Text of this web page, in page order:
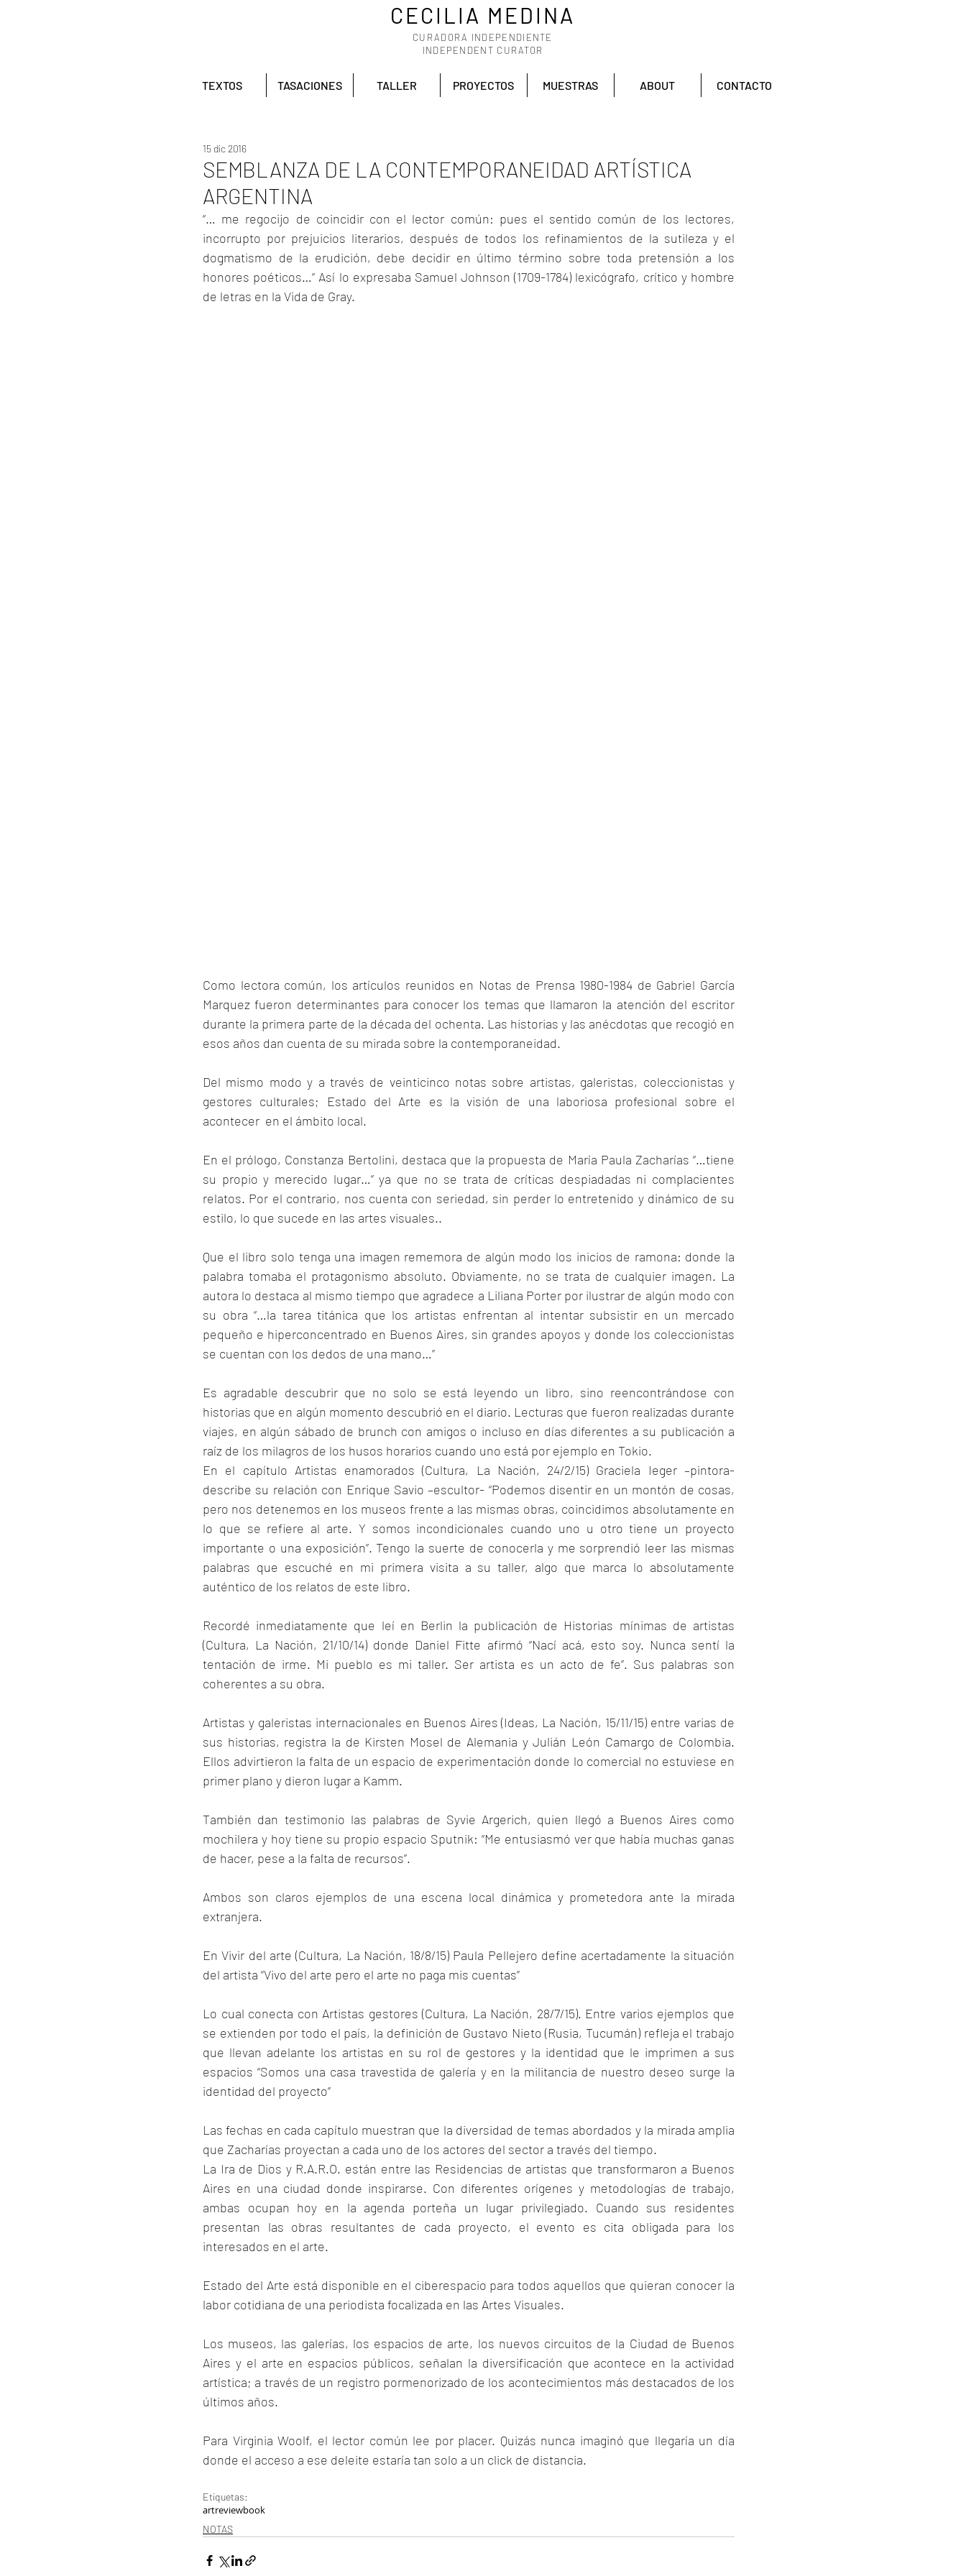
CECILIA MEDINA
CURADORA INDEPENDIENTE
INDEPENDENT CURATOR
TEXTOS TASACIONES TALLER PROYECTOS MUESTRAS ABOUT CONTACTO
SEMBLANZA DE LA CONTEMPORANEIDAD ARTÍSTICA
ARGENTINA
15 dic 2016
“… me regocijo de coincidir con el lector común: pues el sentido común de los lectores,
incorrupto por prejuicios literarios, después de todos los refinamientos de la sutileza y el
dogmatismo de la erudición, debe decidir en último término sobre toda pretensión a los
honores poéticos…” Así lo expresaba Samuel Johnson (1709-1784) lexicógrafo, crítico y hombre
de letras en la Vida de Gray.
Como lectora común, los artículos reunidos en Notas de Prensa 1980-1984 de Gabriel García
Marquez fueron determinantes para conocer los temas que llamaron la atención del escritor
durante la primera parte de la década del ochenta. Las historias y las anécdotas que recogió en
esos años dan cuenta de su mirada sobre la contemporaneidad.
Del mismo modo y a través de veinticinco notas sobre artistas, galeristas, coleccionistas y
gestores culturales; Estado del Arte es la visión de una laboriosa profesional sobre el
acontecer  en el ámbito local.
En el prólogo, Constanza Bertolini, destaca que la propuesta de María Paula Zacharías “…tiene
su propio y merecido lugar…” ya que no se trata de críticas despiadadas ni complacientes
relatos. Por el contrario, nos cuenta con seriedad, sin perder lo entretenido y dinámico de su
estilo, lo que sucede en las artes visuales..
Que el libro solo tenga una imagen rememora de algún modo los inicios de ramona: donde la
palabra tomaba el protagonismo absoluto. Obviamente, no se trata de cualquier imagen. La
autora lo destaca al mismo tiempo que agradece a Liliana Porter por ilustrar de algún modo con
su obra “…la tarea titánica que los artistas enfrentan al intentar subsistir en un mercado
pequeño e hiperconcentrado en Buenos Aires, sin grandes apoyos y donde los coleccionistas
se cuentan con los dedos de una mano…”
Es agradable descubrir que no solo se está leyendo un libro, sino reencontrándose con
historias que en algún momento descubrió en el diario. Lecturas que fueron realizadas durante
viajes, en algún sábado de brunch con amigos o incluso en días diferentes a su publicación a
raíz de los milagros de los husos horarios cuando uno está por ejemplo en Tokio.
En el capítulo Artistas enamorados (Cultura, La Nación, 24/2/15) Graciela Ieger –pintora-
describe su relación con Enrique Savio –escultor- “Podemos disentir en un montón de cosas,
pero nos detenemos en los museos frente a las mismas obras, coincidimos absolutamente en
lo que se refiere al arte. Y somos incondicionales cuando uno u otro tiene un proyecto
importante o una exposición”. Tengo la suerte de conocerla y me sorprendió leer las mismas
palabras que escuché en mi primera visita a su taller, algo que marca lo absolutamente
auténtico de los relatos de este libro.
Recordé inmediatamente que leí en Berlin la publicación de Historias mínimas de artistas
(Cultura, La Nación, 21/10/14) donde Daniel Fitte afirmó “Nací acá, esto soy. Nunca sentí la
tentación de irme. Mi pueblo es mi taller. Ser artista es un acto de fe”. Sus palabras son
coherentes a su obra.
Artistas y galeristas internacionales en Buenos Aires (Ideas, La Nación, 15/11/15) entre varias de
sus historias, registra la de Kirsten Mosel de Alemania y Julián León Camargo de Colombia.
Ellos advirtieron la falta de un espacio de experimentación donde lo comercial no estuviese en
primer plano y dieron lugar a Kamm.
También dan testimonio las palabras de Syvie Argerich, quien llegó a Buenos Aires como
mochilera y hoy tiene su propio espacio Sputnik: “Me entusiasmó ver que había muchas ganas
de hacer, pese a la falta de recursos”.
Ambos son claros ejemplos de una escena local dinámica y prometedora ante la mirada
extranjera.
En Vivir del arte (Cultura, La Nación, 18/8/15) Paula Pellejero define acertadamente la situación
del artista “Vivo del arte pero el arte no paga mis cuentas”
Lo cual conecta con Artistas gestores (Cultura, La Nación, 28/7/15). Entre varios ejemplos que
se extienden por todo el país, la definición de Gustavo Nieto (Rusia, Tucumán) refleja el trabajo
que llevan adelante los artistas en su rol de gestores y la identidad que le imprimen a sus
espacios “Somos una casa travestida de galería y en la militancia de nuestro deseo surge la
identidad del proyecto”
Las fechas en cada capítulo muestran que la diversidad de temas abordados y la mirada amplia
que Zacharías proyectan a cada uno de los actores del sector a través del tiempo.
La Ira de Dios y R.A.R.O. están entre las Residencias de artistas que transformaron a Buenos
Aires en una ciudad donde inspirarse. Con diferentes orígenes y metodologías de trabajo,
ambas ocupan hoy en la agenda porteña un lugar privilegiado. Cuando sus residentes
presentan las obras resultantes de cada proyecto, el evento es cita obligada para los
interesados en el arte.
Estado del Arte está disponible en el ciberespacio para todos aquellos que quieran conocer la
labor cotidiana de una periodista focalizada en las Artes Visuales.
Los museos, las galerías, los espacios de arte, los nuevos circuitos de la Ciudad de Buenos
Aires y el arte en espacios públicos, señalan la diversificación que acontece en la actividad
artística; a través de un registro pormenorizado de los acontecimientos más destacados de los
últimos años.
Para Virginia Woolf, el lector común lee por placer. Quizás nunca imaginó que llegaría un día
donde el acceso a ese deleite estaría tan solo a un click de distancia.
Etiquetas:
artreviewbook
NOTAS